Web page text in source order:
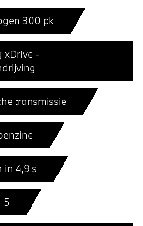
300 pk
xDrive -
transmissie
in 4,9 s
5